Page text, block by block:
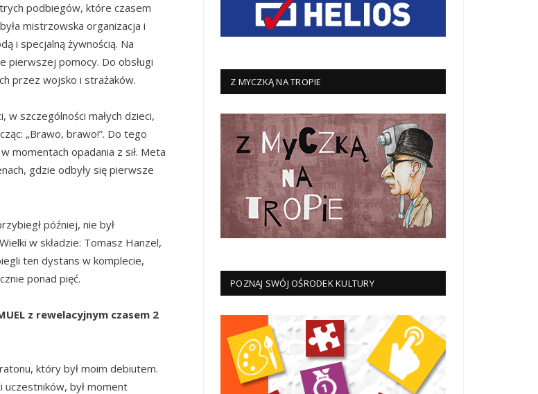
podbiegów, które czasem
mistrzowska organizacja i
i specjalną żywnością. Na
pierwszej pomocy. Do obsługi
przez wojsko i strażaków.
w szczególności małych dzieci,
„Brawo, brawo!”. Do tego
momentach opadania z sił. Meta
gdzie odbyły się pierwsze
później, nie był
w składzie: Tomasz Hanzel,
ten dystans w komplecie,
ponad pięć.
z rewelacyjnym czasem 2
który był moim debiutem.
uczestników, był moment
Z MYCZKĄ NA TROPIE
POZNAJ SWÓJ OŚRODEK KULTURY